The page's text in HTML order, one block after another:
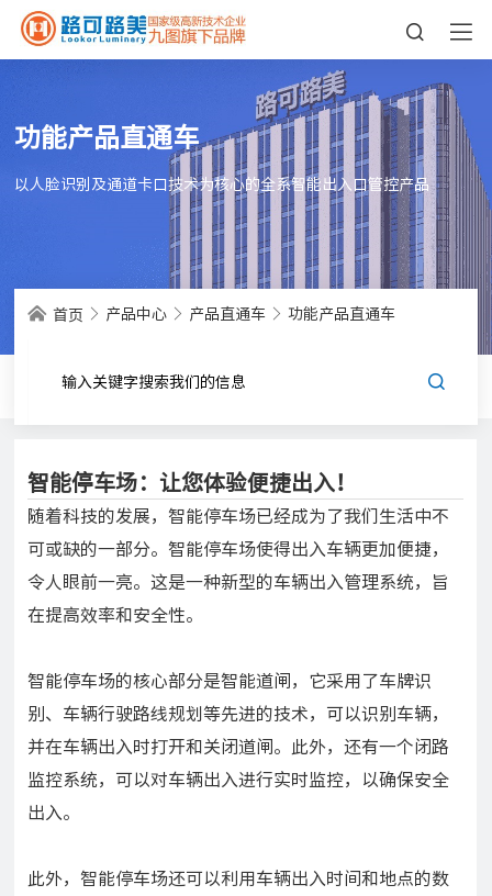
功能产品直通车
以人脸识别及通道卡口技术为核心的全系智能出入口管控产品
首页 产品中心 产品直通车 功能产品直通车
智能停车场：让您体验便捷出入！
随着科技的发展，智能停车场已经成为了我们生活中不
可或缺的一部分。智能停车场使得出入车辆更加便捷，
令人眼前一亮。这是一种新型的车辆出入管理系统，旨
在提高效率和安全性。
智能停车场的核心部分是智能道闸，它采用了车牌识
别、车辆行驶路线规划等先进的技术，可以识别车辆，
并在车辆出入时打开和关闭道闸。此外，还有一个闭路
监控系统，可以对车辆出入进行实时监控，以确保安全
出入。
此外，智能停车场还可以利用车辆出入时间和地点的数